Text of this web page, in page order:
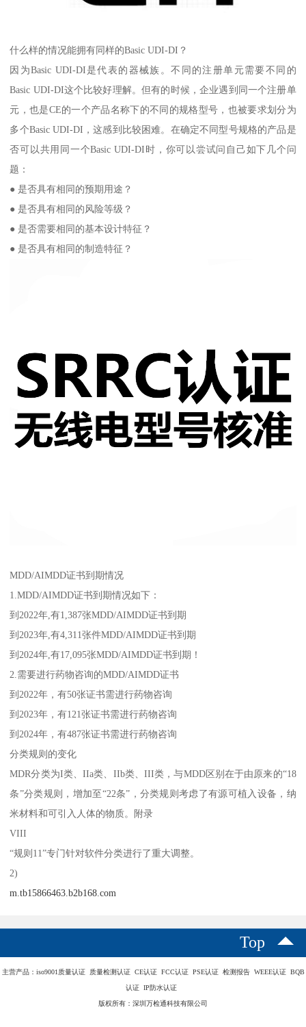
什么样的情况能拥有同样的Basic UDI-DI？
因为Basic UDI-DI是代表的器械族。不同的注册单元需要不同的
Basic UDI-DI这个比较好理解。但有的时候，企业遇到同一个注册单
元，也是CE的一个产品名称下的不同的规格型号，也被要求划分为
多个Basic UDI-DI，这感到比较困难。在确定不同型号规格的产品是
否可以共用同一个Basic UDI-DI时，你可以尝试问自己如下几个问
题：
● 是否具有相同的预期用途？
● 是否具有相同的风险等级？
● 是否需要相同的基本设计特征？
● 是否具有相同的制造特征？
MDD/AIMDD证书到期情况
1.MDD/AIMDD证书到期情况如下：
到2022年,有1,387张MDD/AIMDD证书到期
到2023年,有4,311张件MDD/AIMDD证书到期
到2024年,有17,095张MDD/AIMDD证书到期！
2.需要进行药物咨询的MDD/AIMDD证书
到2022年，有50张证书需进行药物咨询
到2023年，有121张证书需进行药物咨询
到2024年，有487张证书需进行药物咨询
分类规则的变化
MDR分类为I类、IIa类、IIb类、III类，与MDD区别在于由原来的“18
条”分类规则，增加至“22条”，分类规则考虑了有源可植入设备，纳
米材料和可引入人体的物质。附录
VIII
“规则11”专门针对软件分类进行了重大调整。
2)
m.tb15866463.b2b168.com
Top
主营产品：iso9001质量认证 质量检测认证 CE认证 FCC认证 PSE认证 检测报告 WEEE认证 BQB
认证 IP防水认证
版权所有：深圳万检通科技有限公司